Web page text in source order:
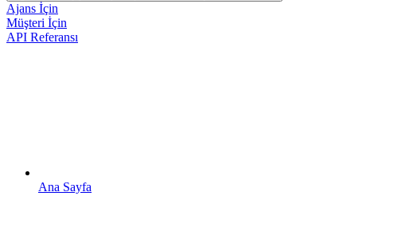
Ajans İçin
Müşteri İçin
API Referansı
Ana Sayfa